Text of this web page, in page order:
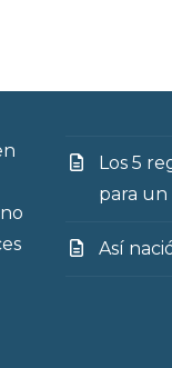
Los 5
para un
Así